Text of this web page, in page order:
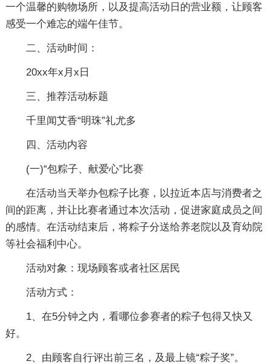
一个温馨的购物场所，以及提高活动日的营业额，让顾客
感受一个难忘的端午佳节。
二、活动时间：
20xx年x月x日
三、推荐活动标题
千里闻艾香“明珠”礼尤多
四、活动内容
(一)“包粽子、献爱心”比赛
在活动当天举办包粽子比赛，以拉近本店与消费者之
间的距离，并让比赛者通过本次活动，促进家庭成员之间
的感情。在活动结束后，将粽子分送给养老院以及育幼院
等社会福利中心。
活动对象：现场顾客或者社区居民
活动方式：
1、在5分钟之内，看哪位参赛者的粽子包得又快又
好。
2、由顾客自行评出前三名，及最上镜“粽子奖”。